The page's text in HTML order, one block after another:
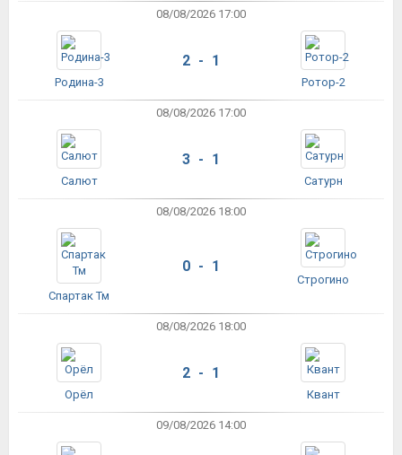
08/08/2026 17:00
Родина-3
2 - 1
Ротор-2
08/08/2026 17:00
Салют
3 - 1
Сатурн
08/08/2026 18:00
Спартак Тм
0 - 1
Строгино
08/08/2026 18:00
Орёл
2 - 1
Квант
09/08/2026 14:00